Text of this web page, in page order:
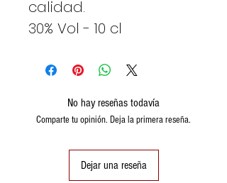
calidad.
30% Vol - 10 cl
No hay reseñas todavía
Comparte tu opinión. Deja la primera reseña.
Dejar una reseña